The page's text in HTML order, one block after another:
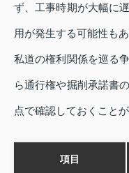
ず、工事時期が大幅に
用が発生する可能性もあ
私道の権利関係を巡る
ら通行権や掘削承諾書
点で確認しておくことが
項目